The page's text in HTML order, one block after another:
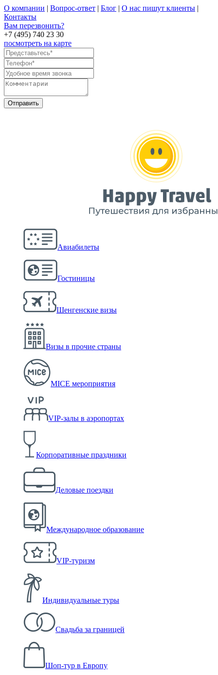
О компании | Вопрос-ответ | Блог | О нас пишут клиенты |
Контакты
Вам перезвонить?
+7 (495) 740 23 30
посмотреть на карте
Авиабилеты
Гостиницы
Шенгенские визы
Визы в прочие страны
MICE мероприятия
VIP-залы в аэропортах
Корпоративные праздники
Деловые поездки
Международное образование
VIP-туризм
Индивидуальные туры
Свадьба за границей
Шоп-тур в Европу